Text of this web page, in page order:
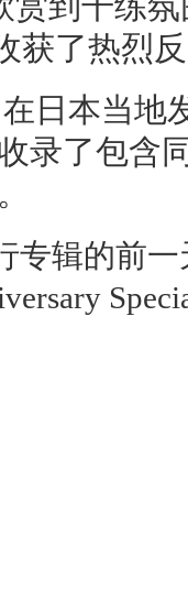
获了热烈
日本当地
录了包含
专辑的前一